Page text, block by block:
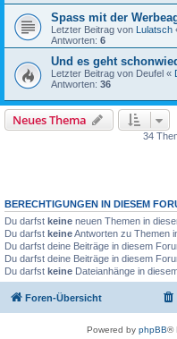
Spass mit der
Letzter Beitrag von Lulatsch
Antworten: 6
Und es geht
Letzter Beitrag von Deufel «
Antworten: 36
Neues Thema
34
BERECHTIGUNGEN IN DIESEM
Du darfst keine neuen Themen in
Du darfst keineAntworten zu Themen
Du darfst deine Beiträge in diesem
Du darfst deine Beiträge in diesem
Du darfst keine Dateianhänge in
Foren-Übersicht
Powered by phpBB®